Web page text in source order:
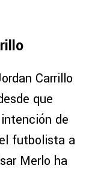
Carrillo
que
de
futbolista a
Merlo ha